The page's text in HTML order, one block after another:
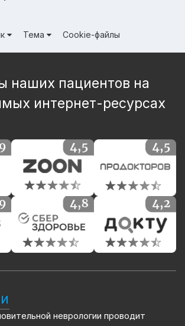
Тема Cookie-файлы
наших пациентов на
интернет-ресурсах
неврологии проводит